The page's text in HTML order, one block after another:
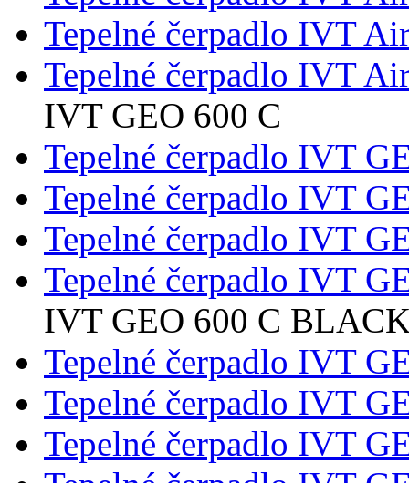
Tepelné čerpadlo IVT
Tepelné čerpadlo IVT
IVT GEO 600 C
Tepelné čerpadlo IVT
Tepelné čerpadlo IVT
Tepelné čerpadlo IVT
Tepelné čerpadlo IVT
IVT GEO 600 C
Tepelné čerpadlo IVT
Tepelné čerpadlo IVT
Tepelné čerpadlo IVT